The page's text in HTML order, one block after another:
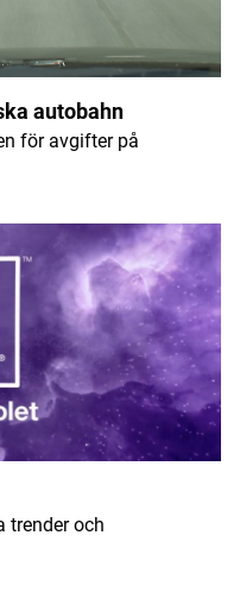
autobahn
för avgifter på
trender och